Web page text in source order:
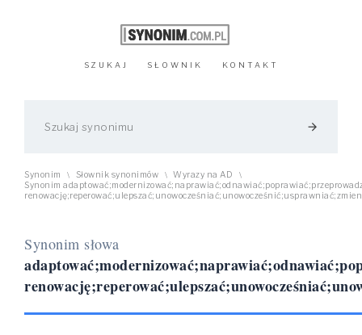
SZUKAJ SŁOWNIK KONTAKT
arrow_forward
Synonim \ Słownik synonimów \ Wyrazy na AD \
Synonim
Synonim słowa